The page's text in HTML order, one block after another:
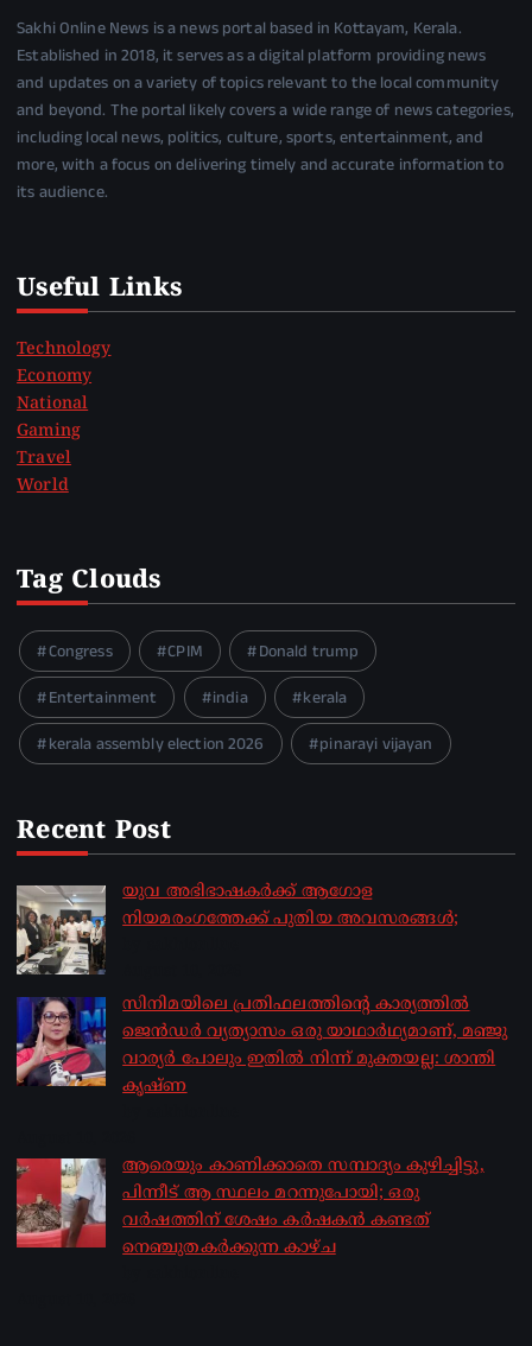
Sakhi Online News is a news portal based in Kottayam, Kerala.
Established in 2018, it serves as a digital platform providing news
and updates on a variety of topics relevant to the local community
and beyond. The portal likely covers a wide range of news categories,
including local news, politics, culture, sports, entertainment, and
more, with a focus on delivering timely and accurate information to
its audience.
Useful Links
Technology
Economy
National
Gaming
Travel
World
Tag Clouds
Congress CPIM
Donald trump
Entertainment
india
kerala
kerala assembly election 2026
pinarayi vijayan
Recent Post
യുവ അഭിഭാഷകർക്ക് ആഗോള
നിയമരംഗത്തേക്ക് പുതിയ അവസരങ്ങൾ;
സിനിമയിലെ പ്രതിഫലത്തിന്റെ കാര്യത്തില്‍
ജെന്‍ഡര്‍ വ്യത്യാസം ഒരു യാഥാര്‍ഥ്യമാണ്, മഞ്ജു
വാര്യര്‍ പോലും ഇതില്‍ നിന്ന് മുക്തയല്ല: ശാന്തി
കൃഷ്ണ
ആരെയും കാണിക്കാതെ സമ്പാദ്യം കുഴിച്ചിട്ടു,
പിന്നീട് ആ സ്ഥലം മറന്നുപോയി; ഒരു
വര്‍ഷത്തിന് ശേഷം കര്‍ഷകന്‍ കണ്ടത്
നെഞ്ചുതകര്‍ക്കുന്ന കാഴ്ച